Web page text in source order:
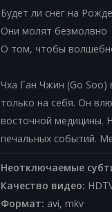
Будет ли снег на
Они молят безмолвно
О том, чтобы
Чха Ган Чжин (Go Soo)
только на себя. Он
восточной медицины.
печальных событий.
Неотключаемые
Качество видео:
Формат: avi, mkv